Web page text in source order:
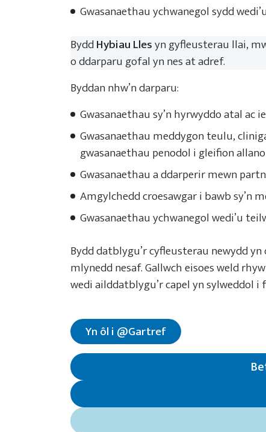
Gwasanaethau ychwanegol sydd
ByddHybiau Llesyn gyfleusterau llai,
o ddarparu gofal yn nes at adref.
Byddan nhw’n darparu:
Gwasanaethau sy’n hyrwyddo atal
Gwasanaethau meddygon teulu,
gwasanaethau penodol i gleifion
Gwasanaethau a ddarperir mewn
Amgylchedd croesawgar i bawb sy’n
Gwasanaethau ychwanegol wedi’u
Bydd datblygu’r cyfleusterau newydd
mlynedd nesaf. Gallwch eisoes weld
wedi ailddatblygu’r capel yn sylweddol
Yn ôl i @Gartref